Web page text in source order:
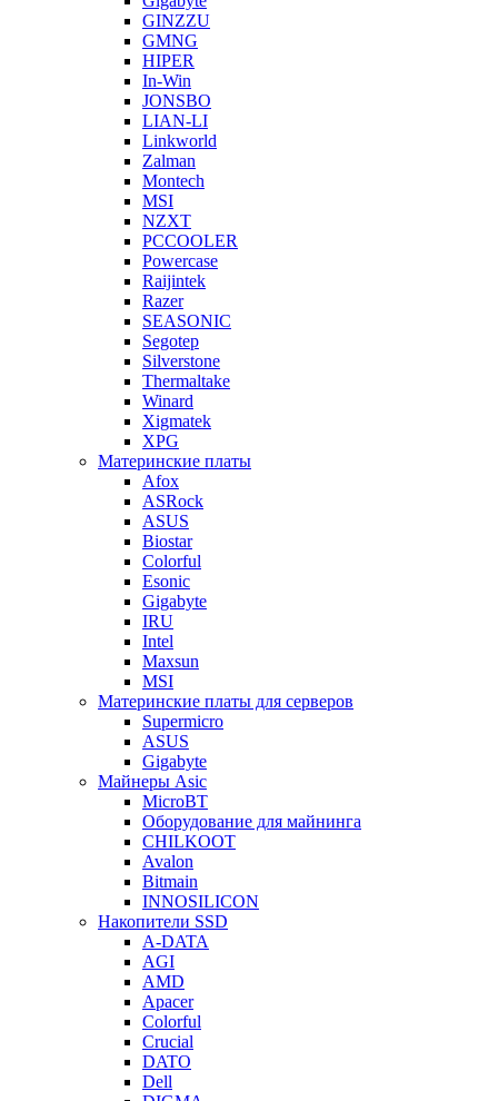
GINZZU
GMNG
HIPER
In-Win
JONSBO
LIAN-LI
Linkworld
Zalman
Montech
MSI
NZXT
PCCOOLER
Powercase
Raijintek
Razer
SEASONIC
Segotep
Silverstone
Thermaltake
Winard
Xigmatek
XPG
Материнские платы
Afox
ASRock
ASUS
Biostar
Colorful
Esonic
Gigabyte
IRU
Intel
Maxsun
MSI
Материнские платы для серверов
Supermicro
ASUS
Gigabyte
Майнеры Asic
MicroBT
Оборудование для майнинга
CHILKOOT
Avalon
Bitmain
INNOSILICON
Накопители SSD
A-DATA
AGI
AMD
Apacer
Colorful
Crucial
DATO
Dell